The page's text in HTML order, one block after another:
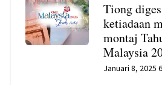
Tiong
ketiadaan
montaj
Malaysia
Januari 8, 2025